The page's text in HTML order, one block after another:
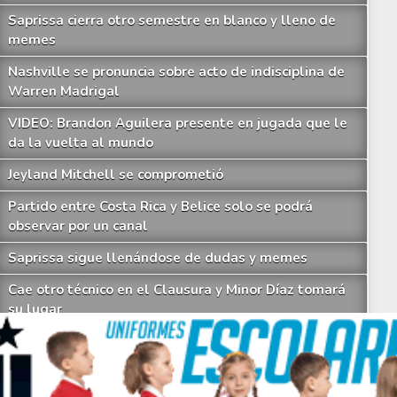
Saprissa cierra otro semestre en blanco y lleno de
memes
Nashville se pronuncia sobre acto de indisciplina de
Warren Madrigal
VIDEO: Brandon Aguilera presente en jugada que le
da la vuelta al mundo
Jeyland Mitchell se comprometió
Partido entre Costa Rica y Belice solo se podrá
observar por un canal
Saprissa sigue llenándose de dudas y memes
Cae otro técnico en el Clausura y Minor Díaz tomará
su lugar
Los imperdibles memes que deja otro fiasco de
Saprissa a nivel internacional
Celso Borges enfrenta investigación penal por
Morales denuncia presunto acto racista de Roberto Córdoba contra